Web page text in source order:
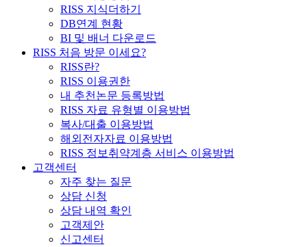
RISS 지식더하기
DB연계 현황
BI 및 배너 다운로드
RISS 처음 방문 이세요?
RISS란?
RISS 이용권한
내 추천논문 등록방법
RISS 자료 유형별 이용방법
복사/대출 이용방법
해외전자자료 이용방법
RISS 정보취약계층 서비스 이용방법
고객센터
자주 찾는 질문
상담 신청
상담 내역 확인
고객제안
신고센터